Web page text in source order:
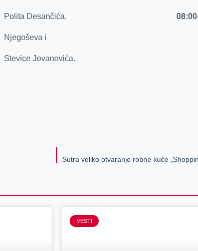
Polita Desančića,
Njegoševa i
Stevice Jovanovića.
08:0
VESTI